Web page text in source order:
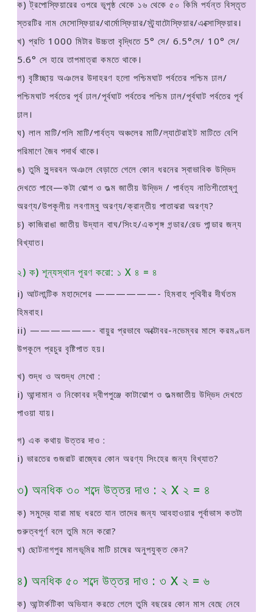
ক) ট্রপােস্ফিয়ারের ওপরে ভূপৃষ্ঠ থেকে ১৬ থেকে ৫০ কিমি পর্যন্ত বিস্তৃত
স্তরটির নাম মেসােস্ফিয়ার/থার্মোস্ফিয়ার/স্ট্র্যাটোস্ফিয়ার/এক্সোস্ফিয়ার।
খ) প্রতি 1000 মিটার উচ্চতা বৃদ্ধিতে 5° সে/ 6.5°সে/ 10° সে/
5.6° সে হারে তাপমাত্রা কমতে থাকে।
গ) বৃষ্টিচ্ছায় অঞলের উদাহরণ হলাে পশ্চিমঘাট পর্বতের পশ্চিম ঢাল/
পশ্চিমঘাট পর্বতের পূর্ব ঢাল/পূর্বঘাট পর্বতের পশ্চিম ঢাল/পূর্বঘাট পর্বতের পূর্ব
ঢাল।
ঘ) লাল মাটি/পলি মাটি/পার্বত্য অঞ্চলের মাটি/ল্যাটেরাইট মাটিতে বেশি
পরিমাণে জৈব পদার্থ থাকে।
ঙ) তুমি সুন্দরবন অঞলে বেড়াতে গেলে কোন ধরনের স্বাভাবিক উদ্ভিদ
দেখতে পাবে—কটা ঝােপ ও গুল্ম জাতীয় উদ্ভিদ / পার্বত্য নাতিশীতােষ্ণু
অরণ্য/উপকূলীয় লবণাম্বু অরণ্য/ক্রান্তীয় পাতাঝরা অরণ্য?
চ) কাজিরাঙা জাতীয় উদ্যান বাঘ/সিংহ/একশৃঙ্গ গন্ডার/রেড পান্ডার জন্য
বিখ্যাত।
২) ক) শূন্যস্থান পূরণ করাে: ১ X ৪ = ৪
i) আটলান্টিক মহাদেশের ——————- হিমবাহ পৃথিবীর দীর্ঘতম
হিমবাহ।
ii) ——————- বায়ুর প্রভাবে অক্টোবর-নভেম্বর মাসে করমণ্ডল
উপকূলে প্রচুর বৃষ্টিপাত হয়।
খ) শুদ্ধ ও অশুদ্ধ লেখাে :
i) আন্দামান ও নিকোবর দ্বীপপুঞ্জে কাটাঝােপ ও গুল্মজাতীয় উদ্ভিদ দেখতে
পাওয়া যায়।
গ) এক কথায় উত্তর দাও :
i) ভারতের গুজরাট রাজ্যের কোন অরণ্য সিংহের জন্য বিখ্যাত?
৩) অনধিক ৩০ শব্দে উত্তর দাও : ২ X ২ = ৪
ক) সমুদ্রে যারা মাছ ধরতে যান তাদের জন্য আবহাওয়ার পূর্বাভাস কতটা
গুরুত্বপূর্ণ বলে তুমি মনে করাে?
খ) ছােটনাগপুর মালভূমির মাটি চাষের অনুপযুক্ত কেন?
৪) অনধিক ৫০ শব্দে উত্তর দাও : ৩ X ২ = ৬
ক) আন্টার্কটিকা অভিযান করতে গেলে তুমি বছরের কোন মাস বেছে নেবে